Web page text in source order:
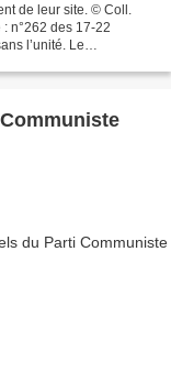
de leur site. © Coll.
n°262 des 17-22
l’unité. Le